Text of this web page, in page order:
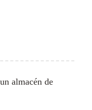
almacén de